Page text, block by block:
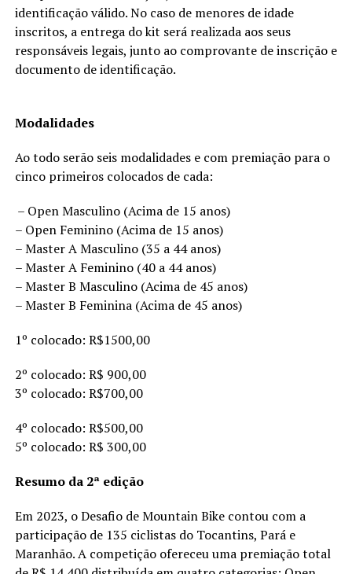
identificação válido. No caso de menores de idade
inscritos, a entrega do kit será realizada aos seus
responsáveis legais, junto ao comprovante de inscrição e
documento de identificação.
Modalidades
Ao todo serão seis modalidades e com premiação para o
cinco primeiros colocados de cada:
– Open Masculino (Acima de 15 anos)
– Open Feminino (Acima de 15 anos)
– Master A Masculino (35 a 44 anos)
– Master A Feminino (40 a 44 anos)
– Master B Masculino (Acima de 45 anos)
– Master B Feminina (Acima de 45 anos)
1º colocado: R$1500,00
2º colocado: R$ 900,00
3º colocado: R$700,00
4º colocado: R$500,00
5º colocado: R$ 300,00
Resumo da 2ª edição
Em 2023, o Desafio de Mountain Bike contou com a
participação de 135 ciclistas do Tocantins, Pará e
Maranhão. A competição ofereceu uma premiação total